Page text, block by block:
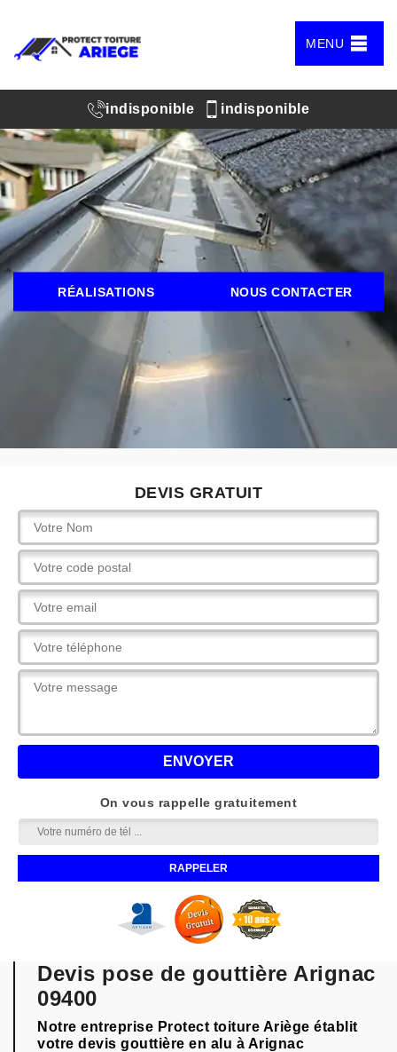
MENU
indisponible indisponible
RÉALISATIONS NOUS CONTACTER
DEVIS GRATUIT
On vous rappelle gratuitement
Devis pose de gouttière Arignac
09400
Notre entreprise Protect toiture Ariège établit
votre devis gouttière en alu à Arignac